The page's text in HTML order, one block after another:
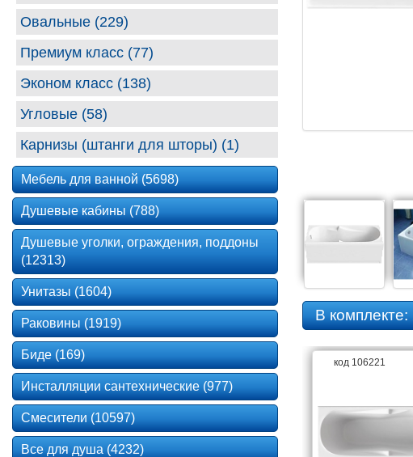
В комплекте:
код 106221
Овальные (229)
Премиум класс (77)
Эконом класс (138)
Угловые (58)
Карнизы (штанги для шторы) (1)
Мебель для ванной (5698)
Душевые кабины (788)
Душевые уголки, ограждения, поддоны
(12313)
Унитазы (1604)
Раковины (1919)
Биде (169)
Инсталляции сантехнические (977)
Смесители (10597)
Все для душа (4232)